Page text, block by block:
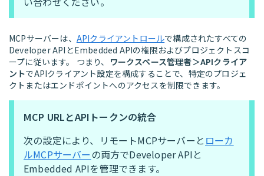
MCPサーバーは、 APIクライアントロールで構成されたすべての
Developer APIとEmbedded APIの権限およびプロジェクトスコ
ープに従います。 つまり、 ワークスペース管理者＞APIクライア
ントでAPIクライアント設定を構成することで、特定のプロジェ
クトまたはエンドポイントへのアクセスを制限できます。
MCP URLとAPIトークンの統合
次の設定により、リモートMCPサーバーと ローカ
ルMCPサーバー の両方でDeveloper APIと
Embedded APIを管理できます。